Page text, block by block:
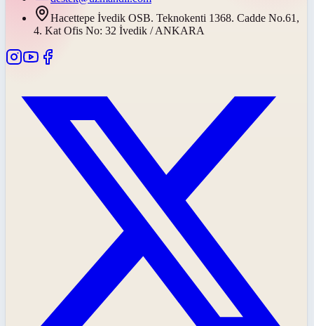
Hacettepe İvedik OSB. Teknokenti 1368. Cadde No.61,
4. Kat Ofis No: 32 İvedik / ANKARA